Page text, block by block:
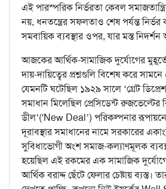
এই পারস্পরিক নির্ভরতা কেবল
নয়, ধনতন্ত্রের সফলতাও শেষ পর্যন্ত
সমবায়িক ব্যবস্থার ওপর, যার মস্ত
আজকের আর্থিক-সামাজিক দুর্যোগের
দায়-দায়িত্বের প্রশ্নগুলি বিশেষ করে
যেমনটি ঘটেছিল ১৯২৯ সালে ‘গ্রেট
সমাধান মিলেছিল প্রেসিডেন্ট রুজভেল্টের
ডীল’('New Deal’) পরিকল্পনার
দূরাবস্থার সমাধানের নামে সরকারের
সুবিধাভোগী অংশ সমাজ-কল্যাণমূলক
হয়েছিল এই রকমের এক সামাজিক
আর্থিক বরাদ্দ ছেঁটে ফেলার চেষ্টায় ব্যস্ত।